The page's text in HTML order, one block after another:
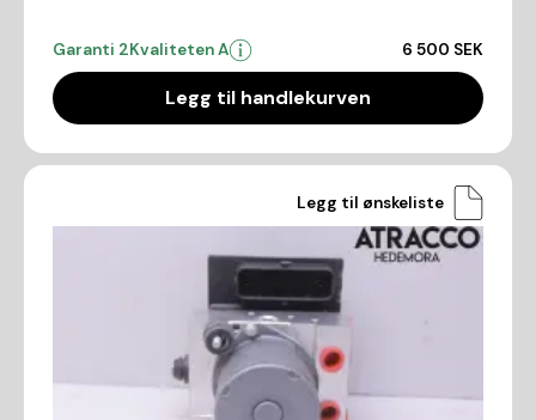
Garanti 2Kvaliteten A 6 500 SEK
Legg til handlekurven
Legg til ønskeliste